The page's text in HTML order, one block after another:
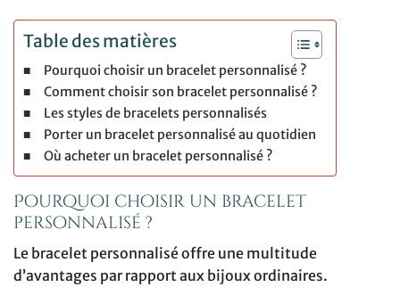
Table des matières
Pourquoi choisir un bracelet personnalisé ?
Comment choisir son bracelet personnalisé ?
Les styles de bracelets personnalisés
Porter un bracelet personnalisé au quotidien
Où acheter un bracelet personnalisé ?
Pourquoi choisir un bracelet
personnalisé ?
Le bracelet personnalisé offre une multitude
d’avantages par rapport aux bijoux ordinaires.